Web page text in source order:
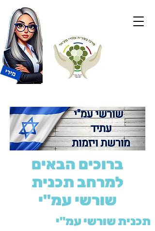
ברוכים הבאים
למרחב תכנית
שורשי עמ"י
תכנית שורשי עמ"י